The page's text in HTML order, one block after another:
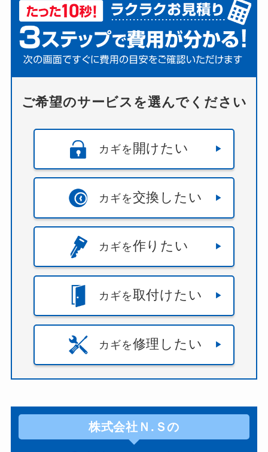
ご希望のサービスを選んでください
カギを 開けたい
カギを交換したい
カギを作りたい
カギを取付けたい
カギを修理したい
株式会社Ｎ.Ｓの